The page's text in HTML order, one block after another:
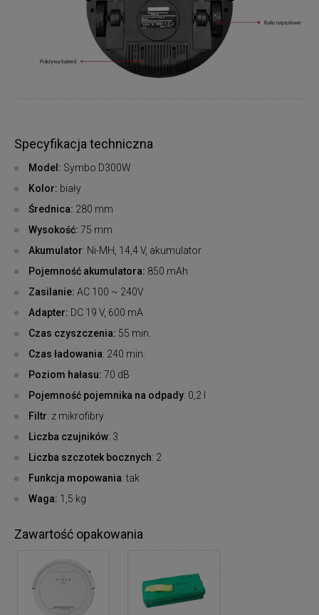
Specyfikacja techniczna
Model: Symbo D300W
Kolor: biały
Średnica: 280 mm
Wysokość: 75 mm
Akumulator: Ni-MH, 14,4 V, akumulator
Pojemność akumulatora: 850 mAh
Zasilanie: AC 100 ~ 240V
Adapter: DC 19 V, 600 mA
Czas czyszczenia: 55 min.
Czas ładowania: 240 min.
Poziom hałasu: 70 dB
Pojemność pojemnika na odpady: 0,2 l
Filtr: z mikrofibry
Liczba czujników: 3
Liczba szczotek bocznych: 2
Funkcja mopowania: tak
Waga: 1,5 kg
Zawartość opakowania